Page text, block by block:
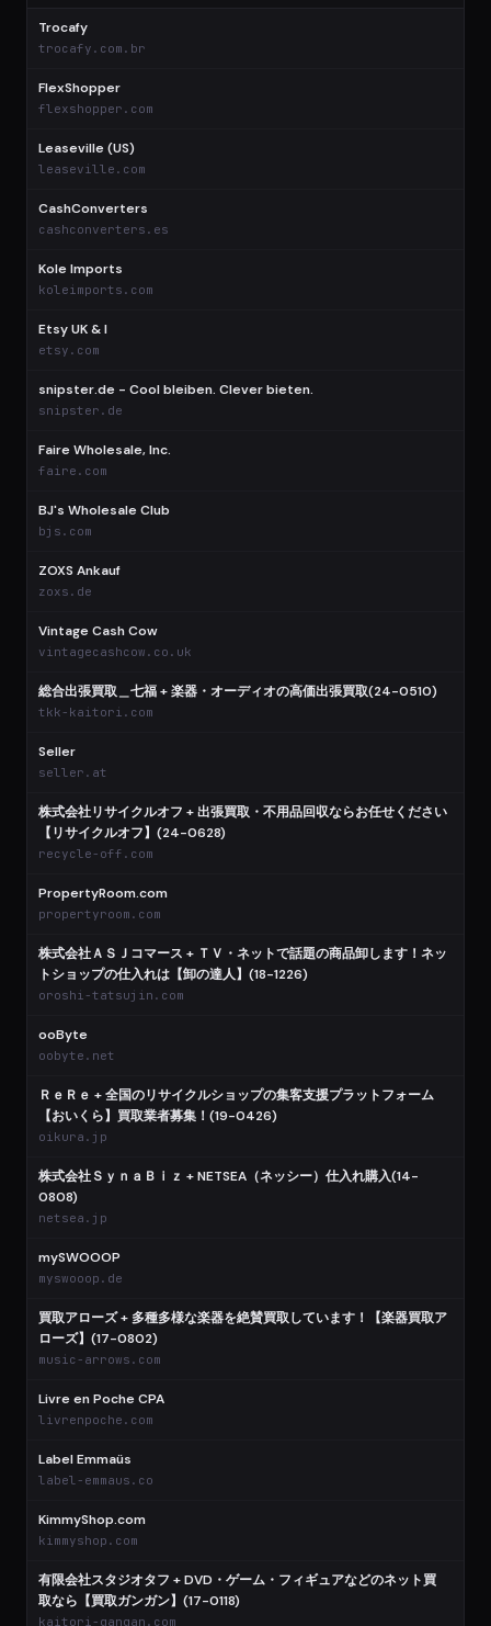
Trocafy
trocafy.com.br
FlexShopper
flexshopper.com
Leaseville (US)
leaseville.com
CashConverters
cashconverters.es
Kole Imports
koleimports.com
Etsy UK & I
etsy.com
snipster.de - Cool bleiben. Clever bieten.
snipster.de
Faire Wholesale, Inc.
faire.com
BJ's Wholesale Club
bjs.com
ZOXS Ankauf
zoxs.de
Vintage Cash Cow
vintagecashcow.co.uk
総合出張買取＿七福 + 楽器・オーディオの高価出張買取(24-0510)
tkk-kaitori.com
Seller
seller.at
株式会社リサイクルオフ + 出張買取・不用品回収ならお任せください
【リサイクルオフ】(24-0628)
recycle-off.com
PropertyRoom.com
propertyroom.com
株式会社ＡＳＪコマース + ＴＶ・ネットで話題の商品卸します！ネッ
トショップの仕入れは【卸の達人】(18-1226)
oroshi-tatsujin.com
ooByte
oobyte.net
ＲｅＲｅ + 全国のリサイクルショップの集客支援プラットフォーム
【おいくら】買取業者募集！(19-0426)
oikura.jp
株式会社ＳｙｎａＢｉｚ + NETSEA（ネッシー）仕入れ購入(14-
0808)
netsea.jp
mySWOOOP
myswooop.de
買取アローズ + 多種多様な楽器を絶賛買取しています！【楽器買取ア
ローズ】(17-0802)
music-arrows.com
Livre en Poche CPA
livrenpoche.com
Label Emmaüs
label-emmaus.co
KimmyShop.com
kimmyshop.com
有限会社スタジオタフ + DVD・ゲーム・フィギュアなどのネット買
取なら【買取ガンガン】(17-0118)
kaitori-gangan.com